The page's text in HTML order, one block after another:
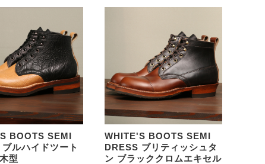
BOOTS SEMI
ルハイドツート
型
WHITE'S BOOTS SEMI
DRESS ブリティッシュタ
ン ブラッククロムエキセル